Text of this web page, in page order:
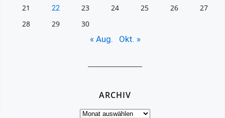
21
22 23 24 25 26
27
28
29 30
« Aug. Okt. »
ARCHIV
Archiv